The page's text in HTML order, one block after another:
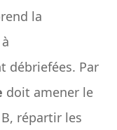
la
à
débriefées. Par
doit amener le
répartir les